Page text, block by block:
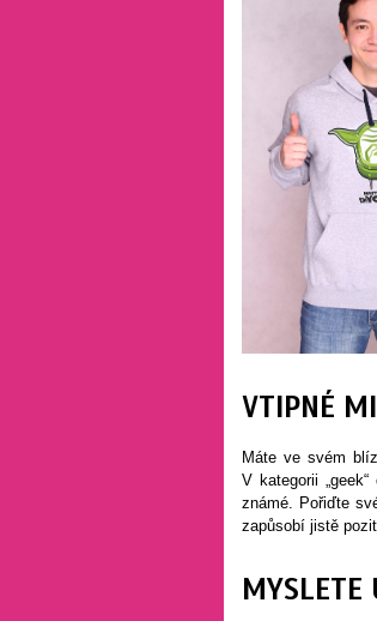
VTIPNÉ
Máte ve svém
V kategorii
známé. Pořiďte
zapůsobí jistě
MYSLETE